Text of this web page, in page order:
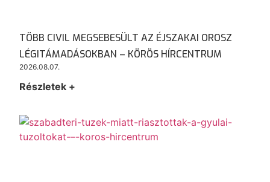
TÖBB CIVIL MEGSEBESÜLT AZ ÉJSZAKAI OROSZ
LÉGITÁMADÁSOKBAN – KÖRÖS HÍRCENTRUM
2026.08.07.
Részletek +